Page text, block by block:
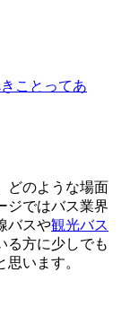
ことってあ
どのような場面
ジではバス業界
バスや観光バス
る方に少しでも
います。